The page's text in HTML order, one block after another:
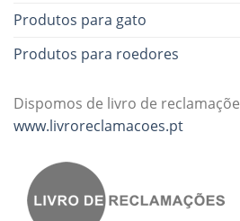
Produtos para gato
Produtos para roedores
Dispomos de livro de
www.livroreclamacoes.pt